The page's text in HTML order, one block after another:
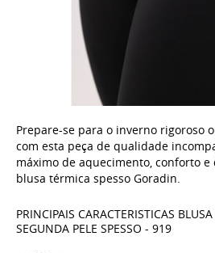
Prepare-se para o inverno rigoroso
com esta peça de qualidade
máximo de aquecimento, conforto
blusa térmica spesso Goradin.
PRINCIPAIS CARACTERISTICAS
SEGUNDA PELE SPESSO - 919